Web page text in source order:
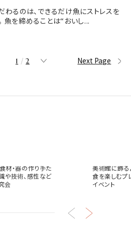
わるのは、できるだけ魚にストレスを
魚を締めることは“おいし...
1 / 2 Next Page
ジュラボ
材・器の作り手た
や技術、感性など
会
美術館に飾
食を楽しむプ
イベント